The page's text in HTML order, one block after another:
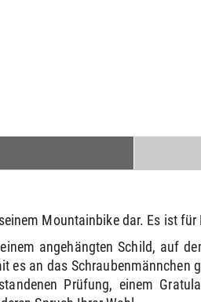
Mountainbike dar. Es ist
angehängten Schild, auf
es an das
Prüfung, einem